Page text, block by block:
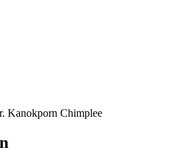
Kanokporn Chimplee